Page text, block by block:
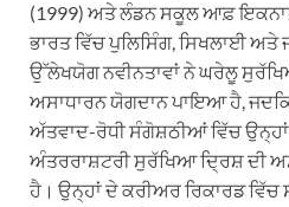
(1999) ਅਤੇ ਲੰਡਨ ਸਕੂਲ ਆਫ਼
ਭਾਰਤ ਵਿੱਚ ਪੁਲਿਸਿੰਗ, ਸਿਖਲਾਈ ਅਤੇ
ਉੱਲੇਖਯੋਗ ਨਵੀਨਤਾਵਾਂ ਨੇ ਘਰੇਲੂ
ਅਸਾਧਾਰਨ ਯੋਗਦਾਨ ਪਾਇਆ ਹੈ,
ਅੱਤਵਾਦ-ਰੋਧੀ ਸੰਗੋਸ਼ਠੀਆਂ ਵਿੱਚ ਉਨ੍ਹਾਂ
ਅੰਤਰਰਾਸ਼ਟਰੀ ਸੁਰੱਖਿਆ ਦ੍ਰਿਸ਼ ਦੀ
ਹੈ। ਉਨ੍ਹਾਂ ਦੇ ਕਰੀਅਰ ਰਿਕਾਰਡ